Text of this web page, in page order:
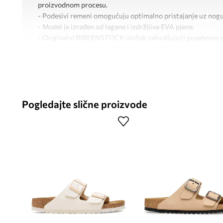
proizvodnom procesu.
- Podesivi remeni omogućuju optimalno pristajanje uz
- Model je izrađen od lagane i izdržljive EVA pjene.
- Originalni BIRKENSTOCK uložak zahvaljujući posebnom
Pogledajte slične proizvode